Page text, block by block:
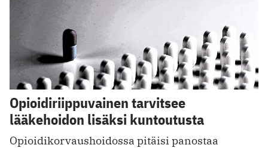
Opioidiriippuvainen tarvitsee
lääkehoidon lisäksi kuntoutusta
Opioidikorvaushoidossa pitäisi panostaa